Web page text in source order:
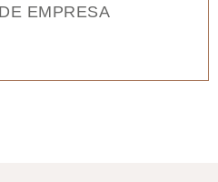
EMPRESA